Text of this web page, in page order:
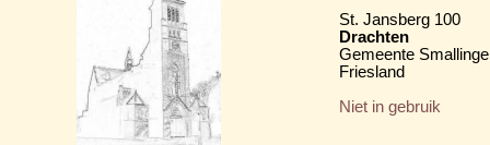
St. Jansberg 100
Drachten
Gemeente
Friesland
Niet in gebruik